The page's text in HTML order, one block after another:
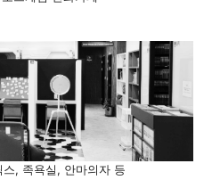
, 족욕실, 안마의자 등